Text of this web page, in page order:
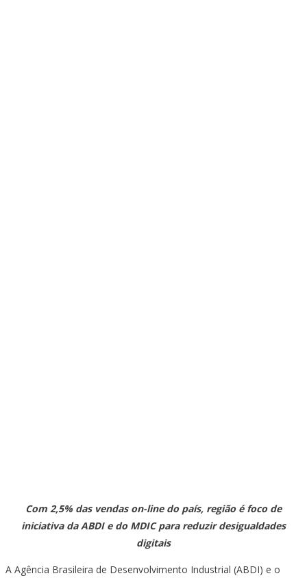
Com 2,5% das vendas on-line do país, região é foco de
iniciativa da ABDI e do MDIC para reduzir desigualdades
digitais
A Agência Brasileira de Desenvolvimento Industrial (ABDI) e o